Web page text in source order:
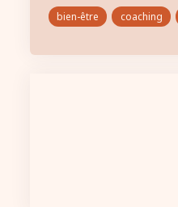
bien-être coaching